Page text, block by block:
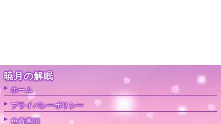
暁月の解眠
ホーム
プライバシーポリシー
免責事項